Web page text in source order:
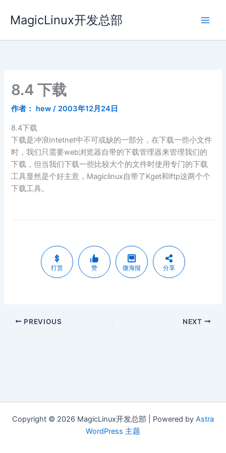
容
MagicLinux开发总部
8.4 下载
作者： hew/ 2003年12月24日
8.4下载
下载是冲浪Intetnet中不可或缺的一部分，在下载一些小文件
时，我们只需要web浏览器自带的下载管理器来管理我们的
下载，但当我们下载一些比较大个的文件时使用专门的下载
工具显然是个好主意，Magiclinux自带了Kget和lftp这两个个
下载工具。
打赏 赞 微海报 分享
PREVIOUS NEXT
Copyright © 2026 MagicLinux开发总部 | Powered by Astra
WordPress 主题